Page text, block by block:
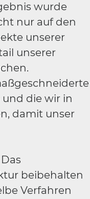
wurde
nur auf den
unserer
unserer
die wir in
damit unser
beibehalten
Verfahren